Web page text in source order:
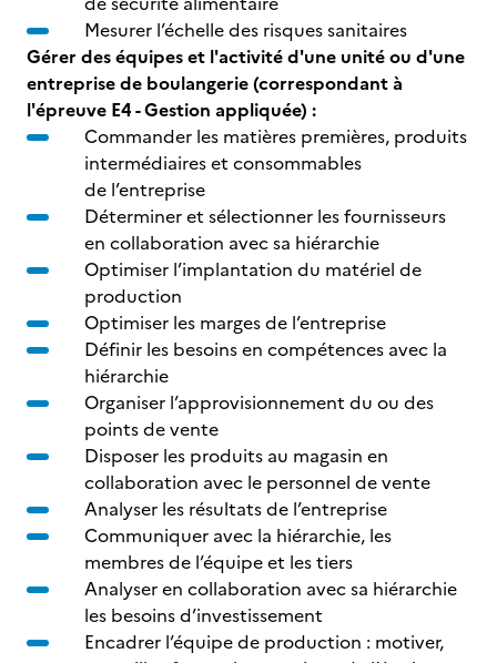
Mesurer l’échelle des risques sanitaires
Gérer des équipes et l'activité d'une unité ou d'une
entreprise de boulangerie (correspondant à
l'épreuve E4 - Gestion appliquée) :
Commander les matières premières, produits
intermédiaires et consommables
de l’entreprise
Déterminer et sélectionner les fournisseurs
en collaboration avec sa hiérarchie
Optimiser l’implantation du matériel de
production
Optimiser les marges de l’entreprise
Définir les besoins en compétences avec la
hiérarchie
Organiser l’approvisionnement du ou des
points de vente
Disposer les produits au magasin en
collaboration avec le personnel de vente
Analyser les résultats de l’entreprise
Communiquer avec la hiérarchie, les
membres de l’équipe et les tiers
Analyser en collaboration avec sa hiérarchie
les besoins d’investissement
Encadrer l’équipe de production : motiver,